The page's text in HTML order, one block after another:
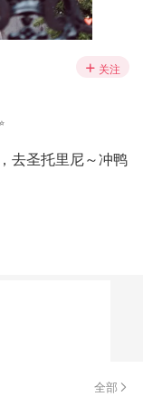
关注
去圣托里尼～冲鸭
全部